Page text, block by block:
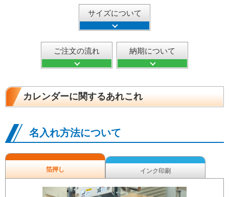
サイズについて
ご注文の流れ 納期について
カレンダーに関するあれこれ
名入れ方法について
箔押し インク印刷